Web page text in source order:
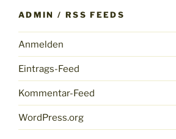
ADMIN / RSS FEEDS
Anmelden
Eintrags-Feed
Kommentar-Feed
WordPress.org